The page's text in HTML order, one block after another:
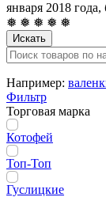
января 2018 года,
❅ ❅ ❅ ❅ ❅
Искать
Например:
Фильтр
Торговая марка
Котофей
Топ-Топ
Гуслицкие